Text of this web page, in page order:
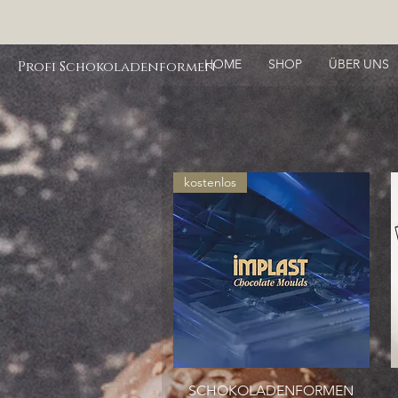
Profi SchokoladenformenHOME SHOP ÜBER UNS
Schnellansicht
kostenlos
SCHOKOLADENFORMEN